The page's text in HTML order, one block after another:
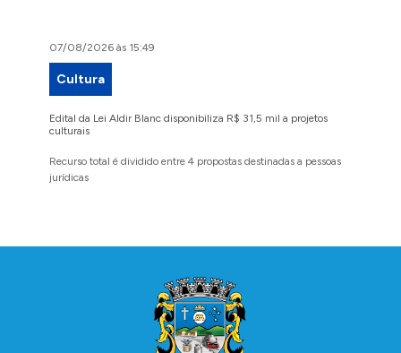
07/08/2026 às 15:49
Cultura
Edital da Lei Aldir Blanc disponibiliza R$ 31,5 mil a projetos
culturais
Recurso total é dividido entre 4 propostas destinadas a pessoas
jurídicas